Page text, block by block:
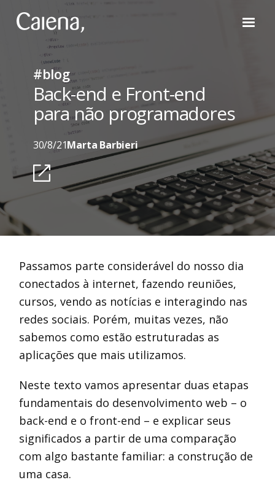
#blog
Back-end e Front-end
para não programadores
30/8/21Marta Barbieri
Passamos parte considerável do nosso dia
conectados à internet, fazendo reuniões,
cursos, vendo as notícias e interagindo nas
redes sociais. Porém, muitas vezes, não
sabemos como estão estruturadas as
aplicações que mais utilizamos.
Neste texto vamos apresentar duas etapas
fundamentais do desenvolvimento web – o
back-end e o front-end – e explicar seus
significados a partir de uma comparação
com algo bastante familiar: a construção de
uma casa.